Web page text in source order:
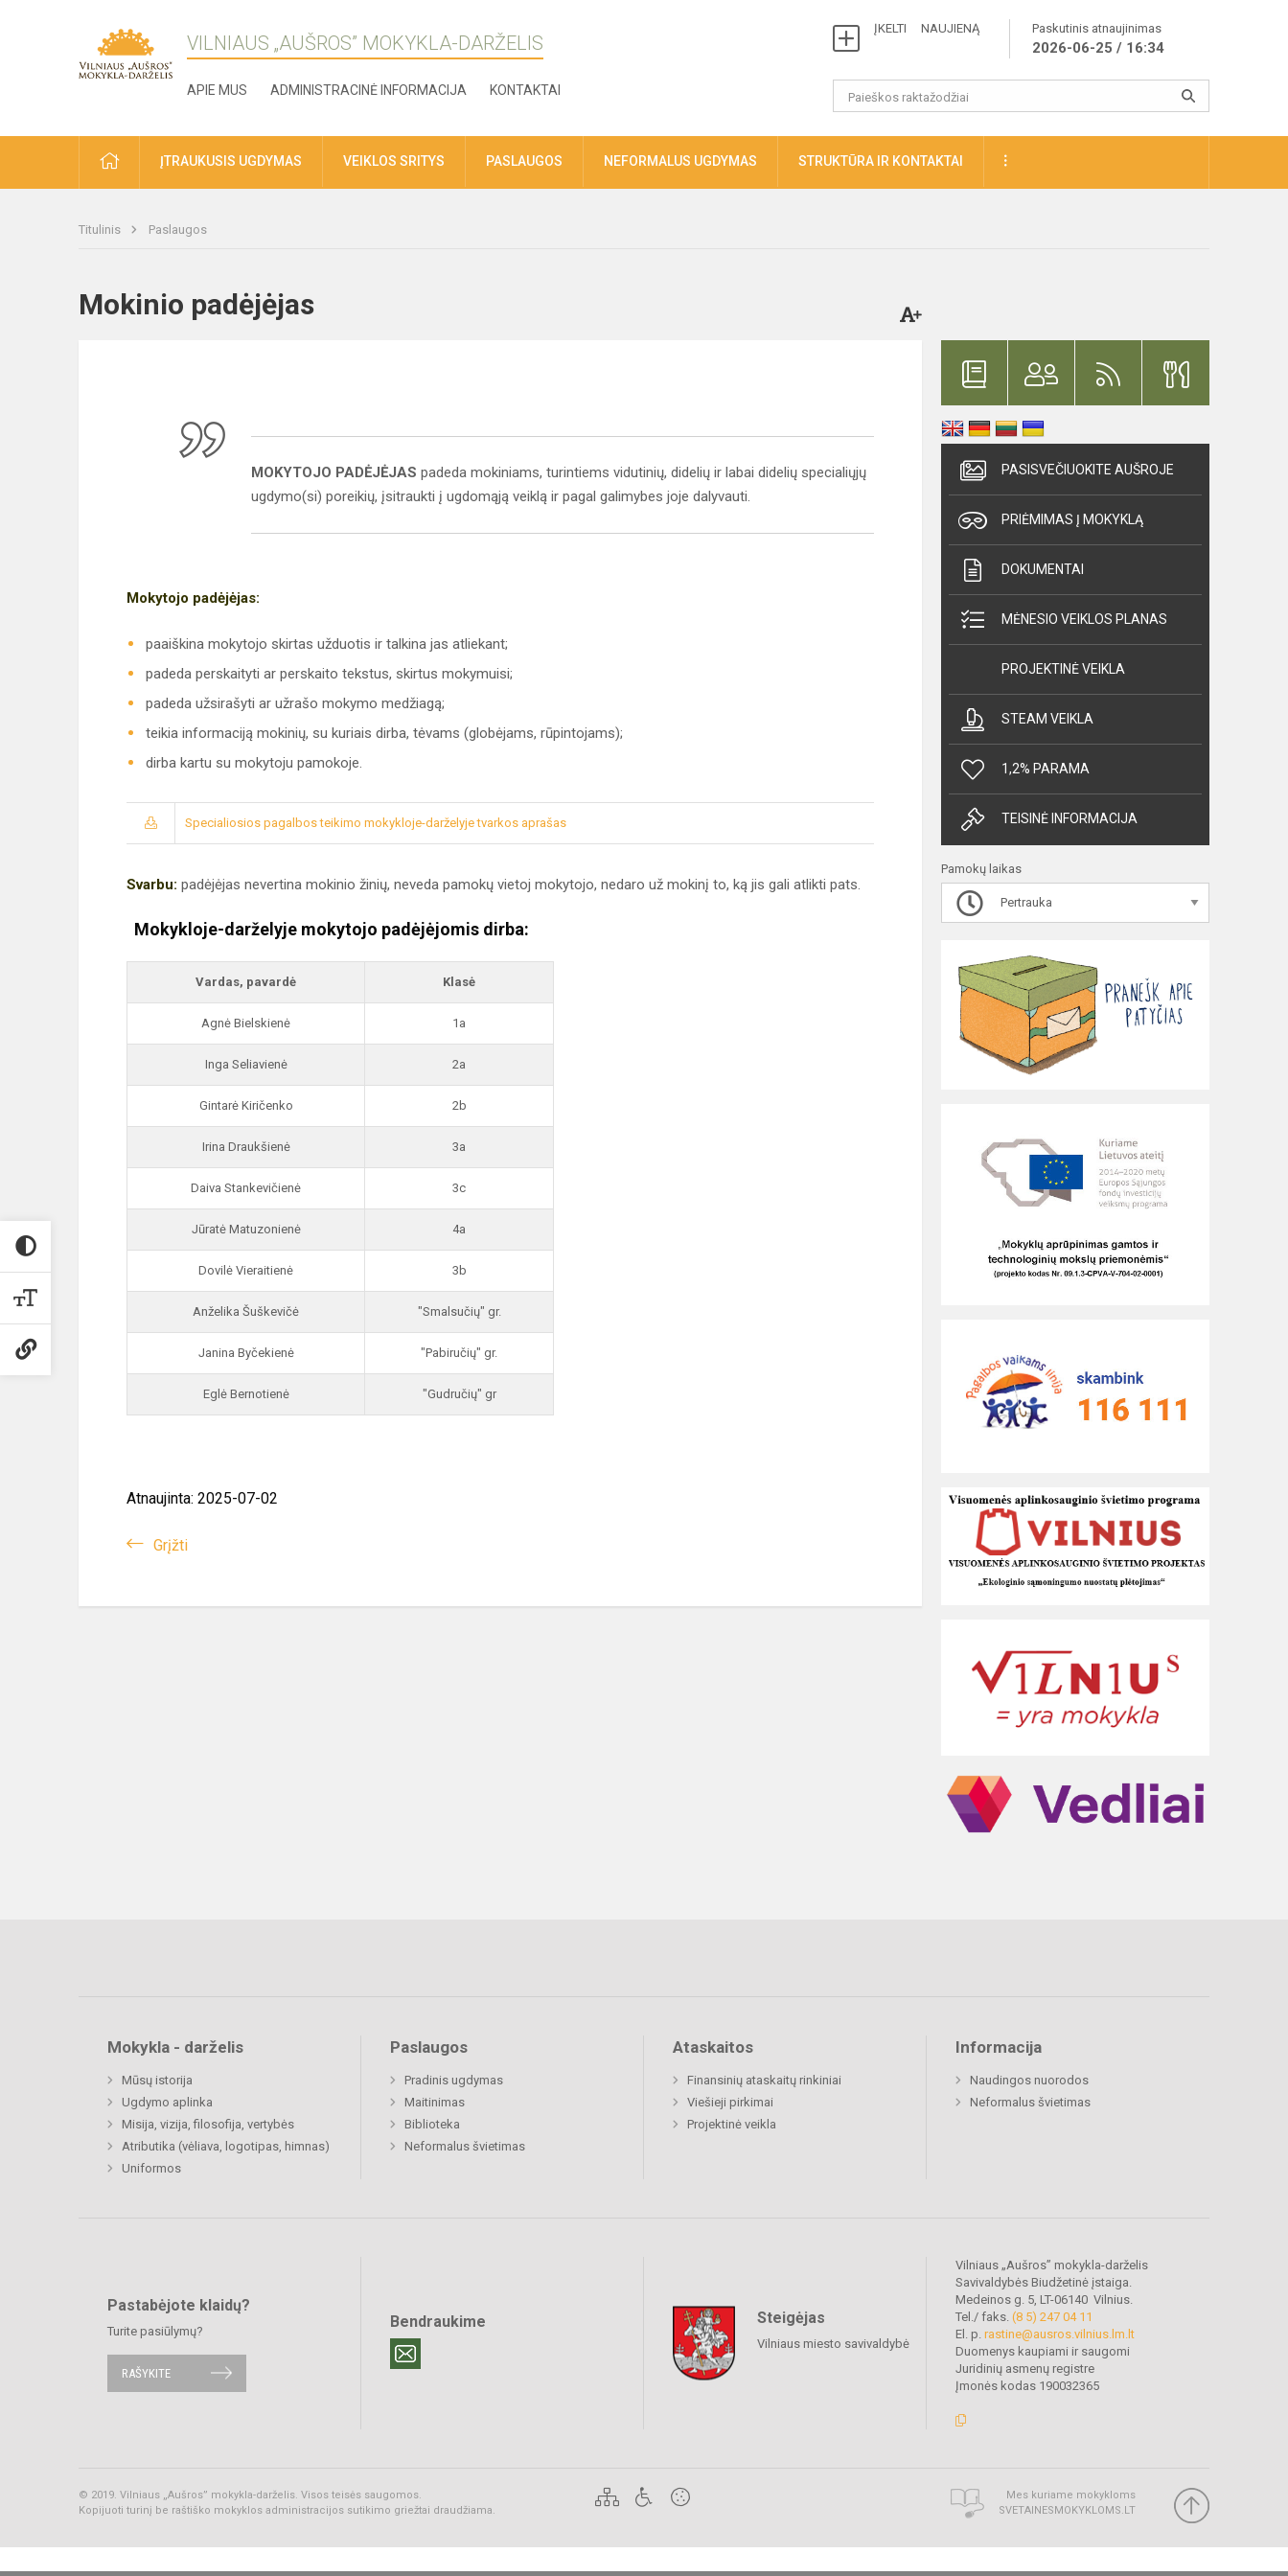
VILNIAUS „AUŠROS” MOKYKLA-DARŽELIS
APIE MUS ADMINISTRACINĖ INFORMACIJA KONTAKTAI
ĮKELTI NAUJIENĄ Paskutinis atnaujinimas
2026-06-25 / 16:34
ĮTRAUKUSIS UGDYMAS VEIKLOS SRITYS PASLAUGOS NEFORMALUS UGDYMAS STRUKTŪRA IR KONTAKTAI
Titulinis Paslaugos
Mokinio padėjėjas
MOKYTOJO PADĖJĖJAS padeda mokiniams, turintiems vidutinių, didelių ir labai didelių specialiųjų
ugdymo(si) poreikių, įsitraukti į ugdomąją veiklą ir pagal galimybes joje dalyvauti.
Mokytojo padėjėjas:
paaiškina mokytojo skirtas užduotis ir talkina jas atliekant;
padeda perskaityti ar perskaito tekstus, skirtus mokymuisi;
padeda užsirašyti ar užrašo mokymo medžiagą;
teikia informaciją mokinių, su kuriais dirba, tėvams (globėjams, rūpintojams);
dirba kartu su mokytoju pamokoje.
Specialiosios pagalbos teikimo mokykloje-darželyje tvarkos aprašas
Svarbu: padėjėjas nevertina mokinio žinių, neveda pamokų vietoj mokytojo, nedaro už mokinį to, ką jis gali atlikti pats.
Mokykloje-darželyje mokytojo padėjėjomis dirba:
Vardas, pavardė Klasė
Agnė Bielskienė 1a
Inga Seliavienė 2a
Gintarė Kiričenko 2b
Irina Draukšienė 3a
Daiva Stankevičienė 3c
Jūratė Matuzonienė 4a
Dovilė Vieraitienė 3b
Anželika Šuškevičė "Smalsučių" gr.
Janina Byčekienė "Pabiručių" gr.
Eglė Bernotienė "Gudručių" gr
Atnaujinta: 2025-07-02
Grįžti
PASISVEČIUOKITE AUŠROJE
PRIĖMIMAS Į MOKYKLĄ
DOKUMENTAI
MĖNESIO VEIKLOS PLANAS
PROJEKTINĖ VEIKLA
STEAM VEIKLA
1,2% PARAMA
TEISINĖ INFORMACIJA
Pamokų laikas
Pertrauka
Mokykla - darželis
Mūsų istorija
Ugdymo aplinka
Misija, vizija, filosofija, vertybės
Atributika (vėliava, logotipas, himnas)
Uniformos
Paslaugos
Pradinis ugdymas
Maitinimas
Biblioteka
Neformalus švietimas
Ataskaitos
Finansinių ataskaitų rinkiniai
Viešieji pirkimai
Projektinė veikla
Informacija
Naudingos nuorodos
Neformalus švietimas
Pastabėjote klaidų?
Turite pasiūlymų?
RAŠYKITE
Bendraukime Steigėjas
Vilniaus miesto savivaldybė
Vilniaus „Aušros” mokykla-darželis
Savivaldybės Biudžetinė įstaiga.
Medeinos g. 5, LT-06140 Vilnius.
Tel./ faks. (8 5) 247 04 11
El. p. rastine@ausros.vilnius.lm.lt
Duomenys kaupiami ir saugomi
Juridinių asmenų registre
Įmonės kodas 190032365
© 2019. Vilniaus „Aušros” mokykla-darželis. Visos teisės saugomos.
Kopijuoti turinį be raštiško mokyklos administracijos sutikimo griežtai draudžiama.
Mes kuriame mokykloms
SVETAINESMOKYKLOMS.LT